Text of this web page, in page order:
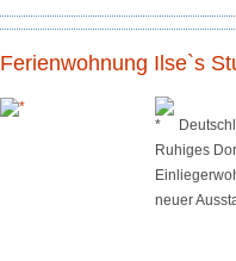
Ferienwohnung Ilse`s
Ruhiges
neuer